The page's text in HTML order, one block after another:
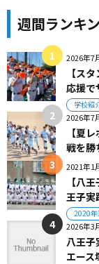
週間ランキ
2026年7
【ス
応援で
学校紹
2026年7
【夏
戦を勝
2021年1
【八
王子実
2020年
2026年3
八王
エー